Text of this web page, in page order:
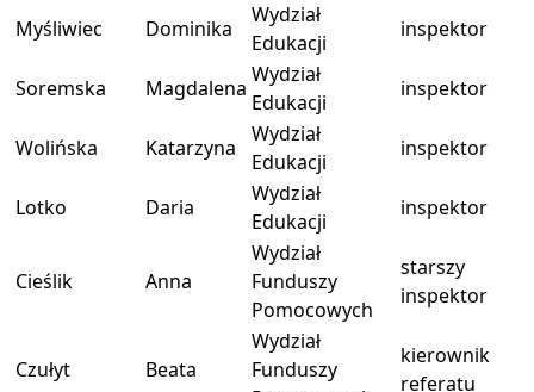
Myśliwiec Dominika
Wydział
Edukacji
inspektor
Soremska Magdalena
Wydział
Edukacji
inspektor
Wolińska Katarzyna
Wydział
Edukacji
inspektor
Lotko Daria
Wydział
Edukacji
inspektor
Cieślik Anna
Wydział
Funduszy
Pomocowych
starszy
inspektor
Czułyt Beata
Wydział
Funduszy
kierownik
referatu